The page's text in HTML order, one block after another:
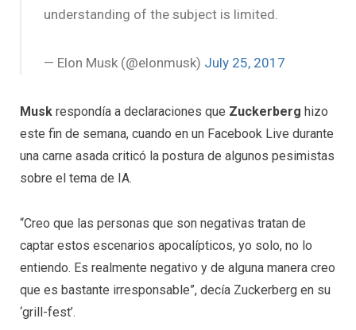
understanding of the subject is limited.
— Elon Musk (@elonmusk) July 25, 2017
Musk respondía a declaraciones que Zuckerberg hizo
este fin de semana, cuando en un Facebook Live durante
una carne asada criticó la postura de algunos pesimistas
sobre el tema de IA.
“Creo que las personas que son negativas tratan de
captar estos escenarios apocalípticos, yo solo, no lo
entiendo. Es realmente negativo y de alguna manera creo
que es bastante irresponsable”, decía Zuckerberg en su
‘grill-fest’.